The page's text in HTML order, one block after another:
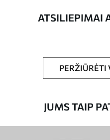
Straipsnio
s39324
Galite
Standartas
Iš15.00€
ATSILIEPIMAI
PERŽIŪRĖTI
JUMS TAIP